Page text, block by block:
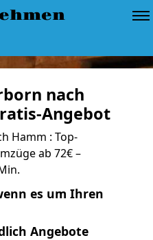
nach
Angebot
Hamm : Top-
ab 72€ –
es um Ihren
Angebote